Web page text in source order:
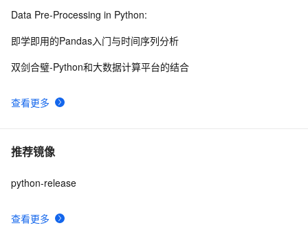
查看更多
Data Pre-Processing in Python:
即学即用的Pandas入门与时间序列分析
双剑合璧-Python和大数据计算平台的结合
推荐镜像
查看更多
python-release